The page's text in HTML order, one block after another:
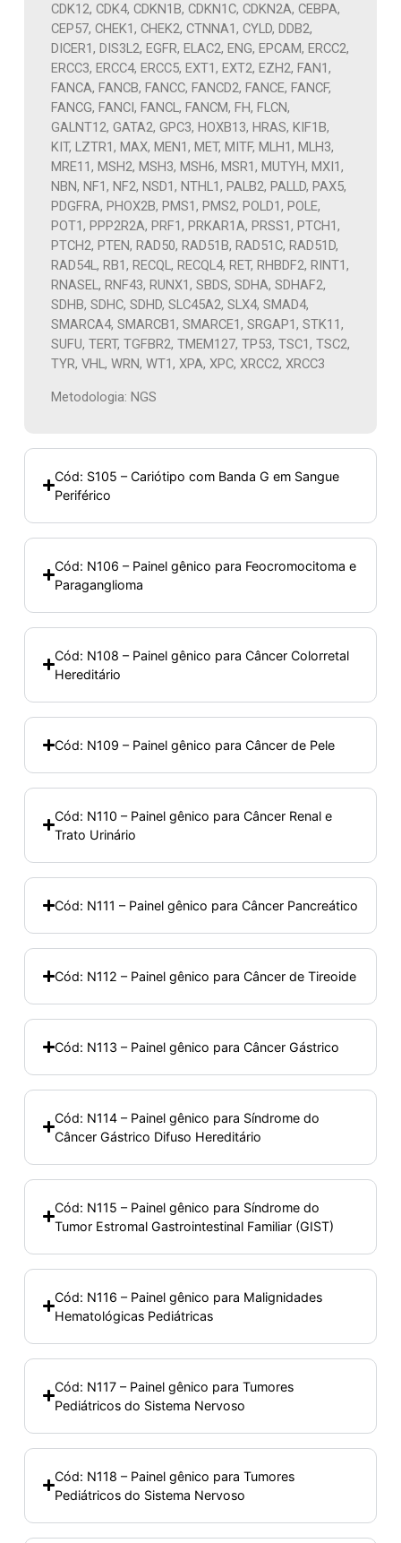
CDK12, CDK4, CDKN1B, CDKN1C, CDKN2A, CEBPA,
CEP57, CHEK1, CHEK2, CTNNA1, CYLD, DDB2,
DICER1, DIS3L2, EGFR, ELAC2, ENG, EPCAM, ERCC2,
ERCC3, ERCC4, ERCC5, EXT1, EXT2, EZH2, FAN1,
FANCA, FANCB, FANCC, FANCD2, FANCE, FANCF,
FANCG, FANCI, FANCL, FANCM, FH, FLCN,
GALNT12, GATA2, GPC3, HOXB13, HRAS, KIF1B,
KIT, LZTR1, MAX, MEN1, MET, MITF, MLH1, MLH3,
MRE11, MSH2, MSH3, MSH6, MSR1, MUTYH, MXI1,
NBN, NF1, NF2, NSD1, NTHL1, PALB2, PALLD, PAX5,
PDGFRA, PHOX2B, PMS1, PMS2, POLD1, POLE,
POT1, PPP2R2A, PRF1, PRKAR1A, PRSS1, PTCH1,
PTCH2, PTEN, RAD50, RAD51B, RAD51C, RAD51D,
RAD54L, RB1, RECQL, RECQL4, RET, RHBDF2, RINT1,
RNASEL, RNF43, RUNX1, SBDS, SDHA, SDHAF2,
SDHB, SDHC, SDHD, SLC45A2, SLX4, SMAD4,
SMARCA4, SMARCB1, SMARCE1, SRGAP1, STK11,
SUFU, TERT, TGFBR2, TMEM127, TP53, TSC1, TSC2,
TYR, VHL, WRN, WT1, XPA, XPC, XRCC2, XRCC3
Metodologia: NGS
Cód: S105 – Cariótipo com Banda G em Sangue
Periférico
Cód: N106 – Painel gênico para Feocromocitoma e
Paraganglioma
Cód: N108 – Painel gênico para Câncer Colorretal
Hereditário
Cód: N109 – Painel gênico para Câncer de Pele
Cód: N110 – Painel gênico para Câncer Renal e
Trato Urinário
Cód: N111 – Painel gênico para Câncer Pancreático
Cód: N112 – Painel gênico para Câncer de Tireoide
Cód: N113 – Painel gênico para Câncer Gástrico
Cód: N114 – Painel gênico para Síndrome do
Câncer Gástrico Difuso Hereditário
Cód: N115 – Painel gênico para Síndrome do
Tumor Estromal Gastrointestinal Familiar (GIST)
Cód: N116 – Painel gênico para Malignidades
Hematológicas Pediátricas
Cód: N117 – Painel gênico para Tumores
Pediátricos do Sistema Nervoso
Cód: N118 – Painel gênico para Tumores
Pediátricos do Sistema Nervoso